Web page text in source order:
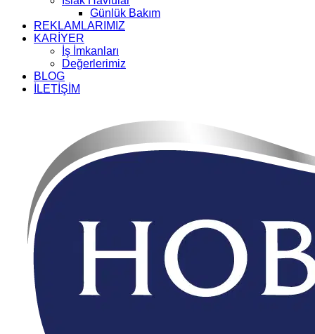
Günlük Bakım
REKLAMLARIMIZ
KARİYER
İş İmkanları
Değerlerimiz
BLOG
İLETİŞİM